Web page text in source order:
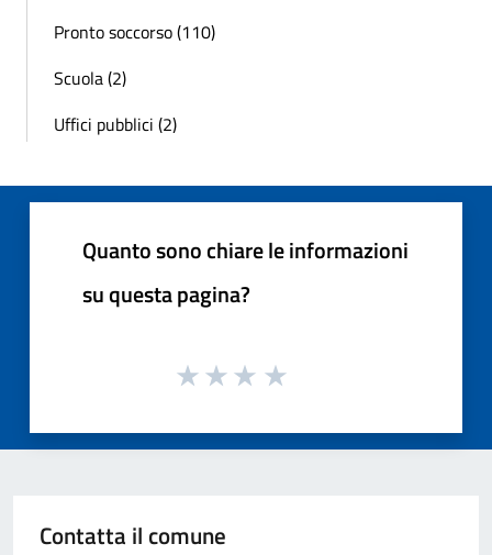
Pronto soccorso (110)
Scuola (2)
Uffici pubblici (2)
Quanto sono chiare le informazioni
su questa pagina?
Contatta il comune